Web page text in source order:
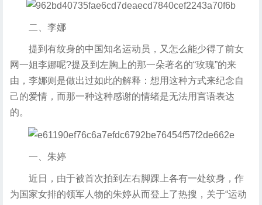
二、李娜
提到有纹身的中国知名运动员，又怎么能少得了前女
网一姐李娜呢?提及到左胸上的那一朵著名的“玫瑰”的来
由，李娜则是做出过如此的解释：想用这种方式来纪念自
己的爱情，而那一种这种感谢的情绪是无法用言语表达
的。
一、朱婷
近日，由于被首次拍到左右脚踝上各有一处纹身，作
为国家女排的领军人物的朱婷从而登上了热搜，关于“运动